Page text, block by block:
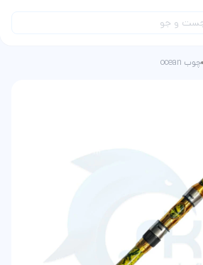
چوب ocean